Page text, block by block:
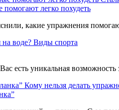
легко похудеть
какие упражнения
на воде? Виды спорта
есть уникальная
Кому нельзя делать